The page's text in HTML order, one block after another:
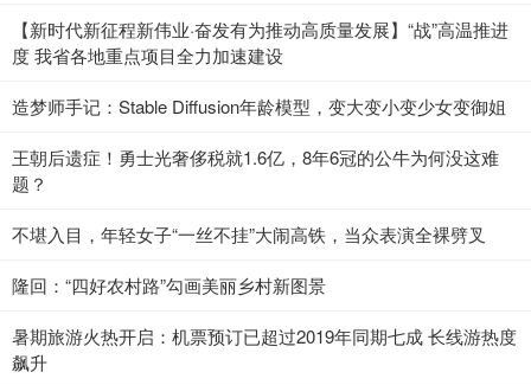
【新时代新征程新伟业·奋发有为推动高质量发展】“战”高温推进
度 我省各地重点项目全力加速建设
造梦师手记：Stable Diffusion年龄模型，变大变小变少女变御姐
王朝后遗症！勇士光奢侈税就1.6亿，8年6冠的公牛为何没这难
题？
不堪入目，年轻女子“一丝不挂”大闹高铁，当众表演全裸劈叉
隆回：“四好农村路”勾画美丽乡村新图景
暑期旅游火热开启：机票预订已超过2019年同期七成 长线游热度
飙升